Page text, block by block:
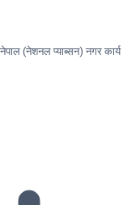
(नेशनल प्याब्सन) नगर कार्य